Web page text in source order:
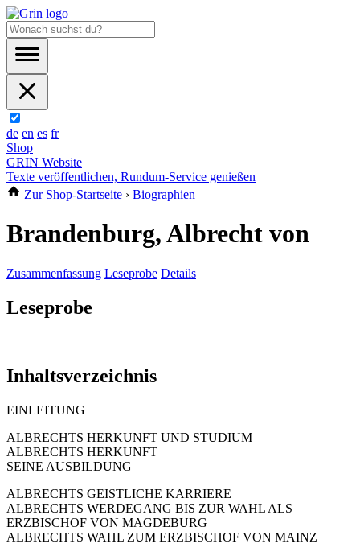
de en es fr
Shop
GRIN Website
Texte veröffentlichen, Rundum-Service genießen
Zur Shop-Startseite › Biographien
Brandenburg, Albrecht von
Zusammenfassung Leseprobe Details
Leseprobe
Inhaltsverzeichnis
EINLEITUNG
ALBRECHTS HERKUNFT UND STUDIUM
ALBRECHTS HERKUNFT
SEINE AUSBILDUNG
ALBRECHTS GEISTLICHE KARRIERE
ALBRECHTS WERDEGANG BIS ZUR WAHL ALS
ERZBISCHOF VON MAGDEBURG
ALBRECHTS WAHL ZUM ERZBISCHOF VON MAINZ